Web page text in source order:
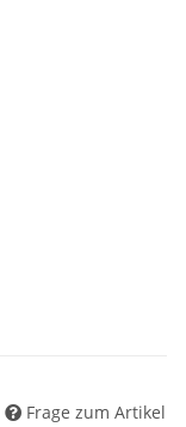
Frage zum Artikel